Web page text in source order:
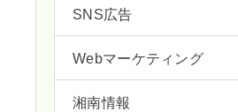
SNS広告
Webマーケティング
湘南情報